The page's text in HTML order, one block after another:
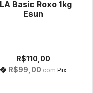
Basic Roxo 1kg
Esun
R$110,00
R$99,00 com Pix